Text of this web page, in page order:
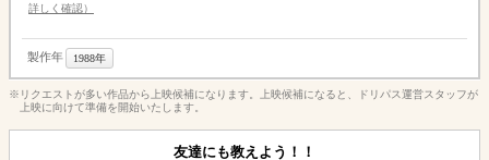
詳しく確認）
製作年 1988年
※リクエストが多い作品から上映候補になります。上映候補になると、ドリパス運営スタッフが
上映に向けて準備を開始いたします。
友達にも教えよう！！